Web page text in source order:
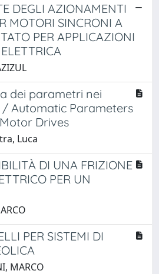
DEGLI AZIONAMENTI
MOTORI SINCRONI A
PER APPLICAZIONI
dei parametri nei
Automatic Parameters
Drives
Luca
DI UNA FRIZIONE
PER UN
PER SISTEMI DI
MARCO